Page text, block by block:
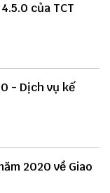
của TCT
- Dịch vụ kế
2020 về Giao